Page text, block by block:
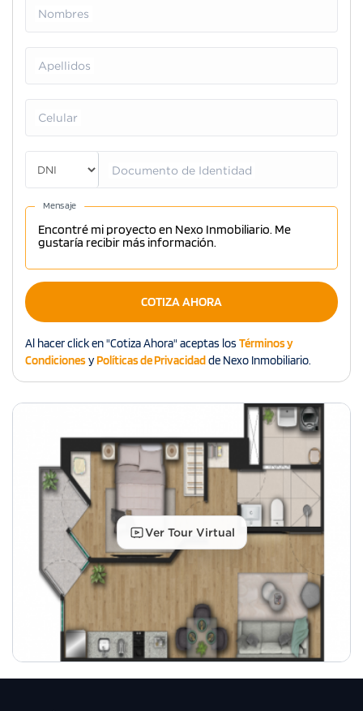
Ver Tour Virtual
Nombres
Apellidos
Celular
Documento de Identidad
Mensaje
COTIZA AHORA
Al hacer click en "Cotiza Ahora" aceptas los Términos y
CondicionesyPolíticas de Privacidadde Nexo Inmobiliario.